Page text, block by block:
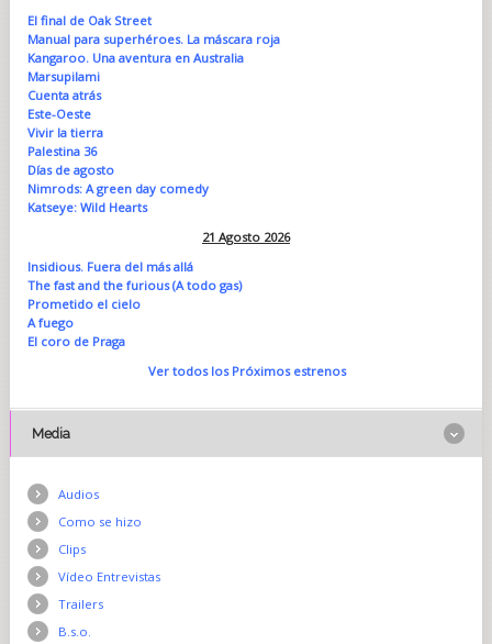
El final de Oak Street
Manual para superhéroes. La máscara roja
Kangaroo. Una aventura en Australia
Marsupilami
Cuenta atrás
Este-Oeste
Vivir la tierra
Palestina 36
Días de agosto
Nimrods: A green day comedy
Katseye: Wild Hearts
21 Agosto 2026
Insidious. Fuera del más allá
The fast and the furious (A todo gas)
Prometido el cielo
A fuego
El coro de Praga
Ver todos los Próximos estrenos
Media
Audios
Como se hizo
Clips
Vídeo Entrevistas
Trailers
B.s.o.